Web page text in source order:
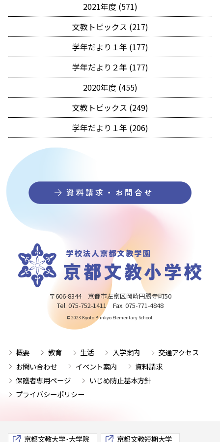
2021年度 (571)
文教トピックス (217)
学年だより１年 (177)
学年だより２年 (177)
2020年度 (455)
文教トピックス (249)
学年だより１年 (206)
〒606-8344 京都市左京区岡崎円勝寺町50
Tel. 075-752-1411 Fax. 075-771-4848
© 2023 Kyoto Bunkyo Elementary School.
概要 教育 生活 入学案内
交通アクセス
お問い合わせ
イベント案内
資料請求
保護者専用ページ
いじめ防止基本方針
プライバシーポリシー
京都文教大学･大学院 京都文教短期大学